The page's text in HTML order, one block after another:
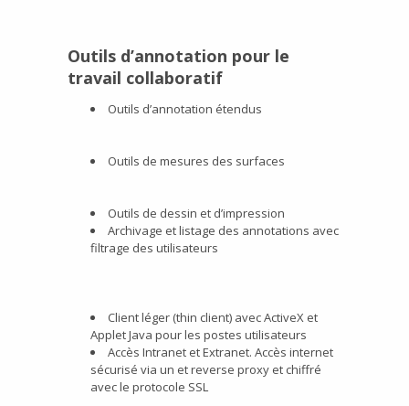
Outils d’annotation pour le
travail collaboratif
Outils d’annotation étendus
Outils de mesures des surfaces
Outils de dessin et d’impression
Archivage et listage des annotations avec
filtrage des utilisateurs
Client léger (thin client) avec ActiveX et
Applet Java pour les postes utilisateurs
Accès Intranet et Extranet. Accès internet
sécurisé via un et reverse proxy et chiffré
avec le protocole SSL